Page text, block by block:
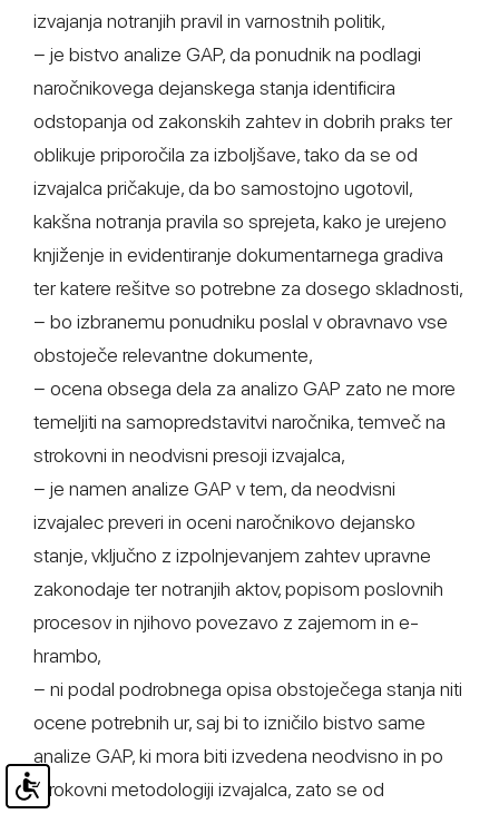
izvajanja notranjih pravil in varnostnih politik,
− je bistvo analize GAP, da ponudnik na podlagi
naročnikovega dejanskega stanja identificira
odstopanja od zakonskih zahtev in dobrih praks ter
oblikuje priporočila za izboljšave, tako da se od
izvajalca pričakuje, da bo samostojno ugotovil,
kakšna notranja pravila so sprejeta, kako je urejeno
knjiženje in evidentiranje dokumentarnega gradiva
ter katere rešitve so potrebne za dosego skladnosti,
− bo izbranemu ponudniku poslal v obravnavo vse
obstoječe relevantne dokumente,
− ocena obsega dela za analizo GAP zato ne more
temeljiti na samopredstavitvi naročnika, temveč na
strokovni in neodvisni presoji izvajalca,
− je namen analize GAP v tem, da neodvisni
izvajalec preveri in oceni naročnikovo dejansko
stanje, vključno z izpolnjevanjem zahtev upravne
zakonodaje ter notranjih aktov, popisom poslovnih
procesov in njihovo povezavo z zajemom in e-
hrambo,
− ni podal podrobnega opisa obstoječega stanja niti
ocene potrebnih ur, saj bi to izničilo bistvo same
analize GAP, ki mora biti izvedena neodvisno in po
strokovni metodologiji izvajalca, zato se od